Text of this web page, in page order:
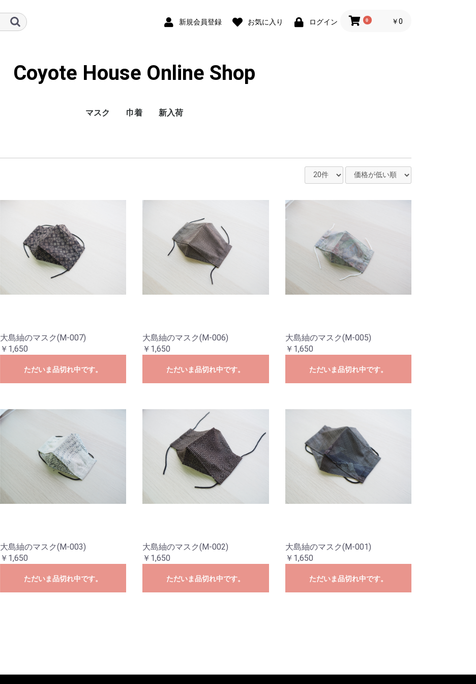
新規会員登録 お気に入り ログイン 0 ￥0
Coyote House Online Shop
マスク 巾着 新入荷
大島紬のマスク(M-007)
￥1,650
ただいま品切れ中です。
大島紬のマスク(M-006)
￥1,650
ただいま品切れ中です。
大島紬のマスク(M-005)
￥1,650
ただいま品切れ中です。
大島紬のマスク(M-003)
￥1,650
ただいま品切れ中です。
大島紬のマスク(M-002)
￥1,650
ただいま品切れ中です。
大島紬のマスク(M-001)
￥1,650
ただいま品切れ中です。